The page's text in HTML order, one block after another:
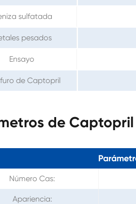
sulfatada
pesados
Ensayo
de Captopril
de Captopril
Número Cas:
Apariencia: